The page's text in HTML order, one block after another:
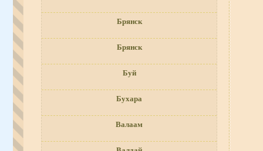
Брянск
Брянск
Буй
Бухара
Валаам